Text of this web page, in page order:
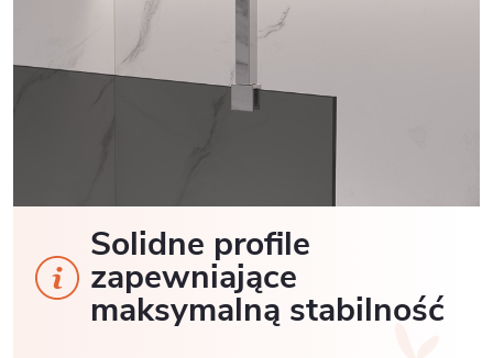
Solidne profile
zapewniające
maksymalną stabilność